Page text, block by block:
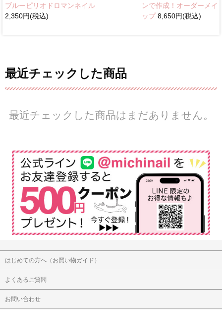
ブルーピリオドロマンネイル
2,350円(税込)
ンで作成！オーダーメイ
ップ8,650円(税込)
最近チェックした商品
最近チェックした商品はまだありません。
はじめての方へ（お買い物ガイド）
よくあるご質問
お問い合わせ